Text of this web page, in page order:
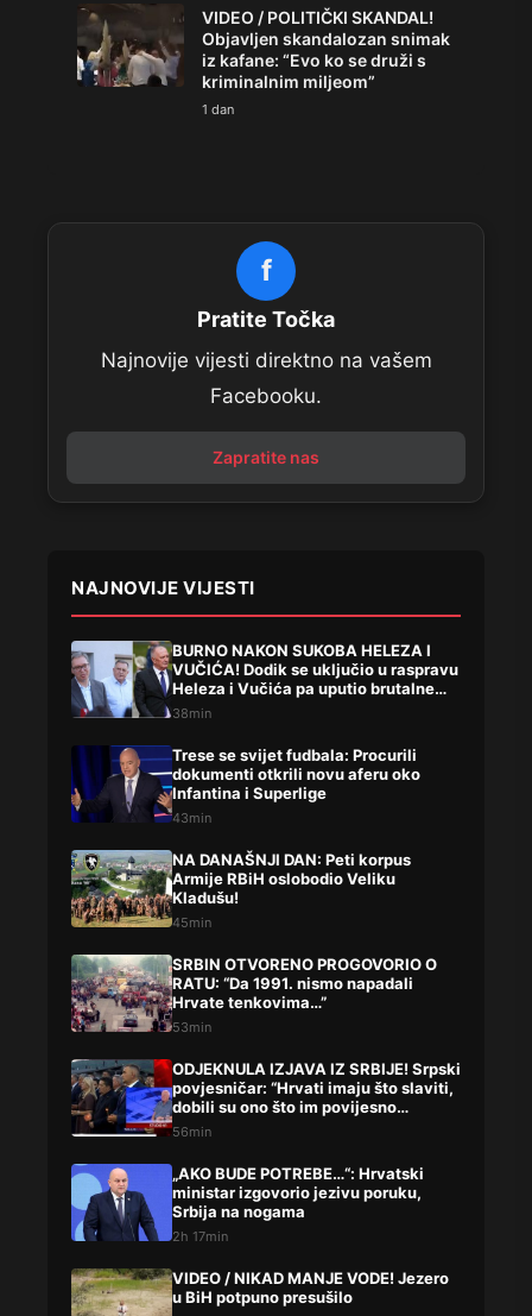
VIDEO / POLITIČKI SKANDAL!
Objavljen skandalozan snimak
iz kafane: “Evo ko se druži s
kriminalnim miljeom”
1 dan
f
Pratite Točka
Najnovije vijesti direktno na vašem
Facebooku.
Zapratite nas
NAJNOVIJE VIJESTI
BURNO NAKON SUKOBA HELEZA I
VUČIĆA! Dodik se uključio u raspravu
Heleza i Vučića pa uputio brutalne
uvrede
38min
Trese se svijet fudbala: Procurili
dokumenti otkrili novu aferu oko
Infantina i Superlige
43min
NA DANAŠNJI DAN: Peti korpus
Armije RBiH oslobodio Veliku
Kladušu!
45min
SRBIN OTVORENO PROGOVORIO O
RATU: “Da 1991. nismo napadali
Hrvate tenkovima…”
53min
ODJEKNULA IZJAVA IZ SRBIJE! Srpski
povjesničar: “Hrvati imaju što slaviti,
dobili su ono što im povijesno
pripada”
56min
„AKO BUDE POTREBE…“: Hrvatski
ministar izgovorio jezivu poruku,
Srbija na nogama
2h 17min
VIDEO / NIKAD MANJE VODE! Jezero
u BiH potpuno presušilo